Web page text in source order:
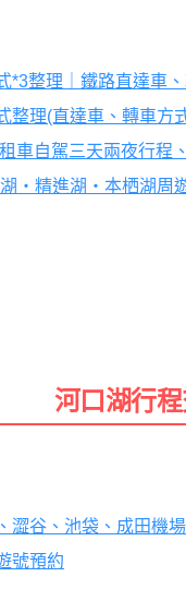
*3整理｜鐵路直達車
整理(直達車、轉車方
車自駕三天兩夜行程
・精進湖・本栖湖周
河口湖行
澀谷、池袋、成田機
號預約